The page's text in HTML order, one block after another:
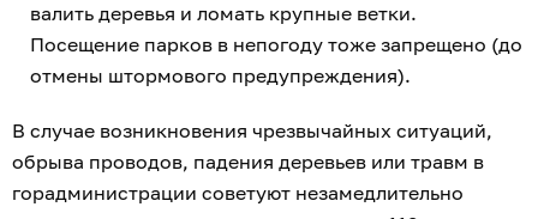
валить деревья и ломать крупные ветки.
Посещение парков в непогоду тоже запрещено (до
отмены штормового предупреждения).
В случае возникновения чрезвычайных ситуаций,
обрыва проводов, падения деревьев или травм в
горадминистрации советуют незамедлительно